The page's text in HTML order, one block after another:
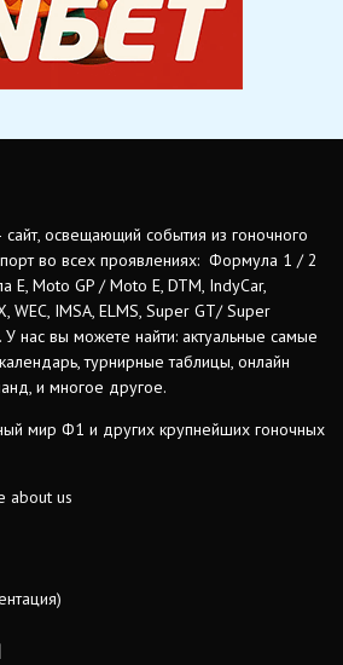
сайт, освещающий события из гоночного
во всех проявлениях: Формула 1 / 2
Е, Moto GP / Moto E, DTM, IndyCar,
WEC, IMSA, ELMS, Super GT/ Super
нас вы можете найти: актуальные самые
турнирные таблицы, онлайн
и многое другое.
мир Ф1 и других крупнейших гоночных
about us